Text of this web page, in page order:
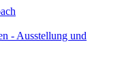
- Ausstellung und